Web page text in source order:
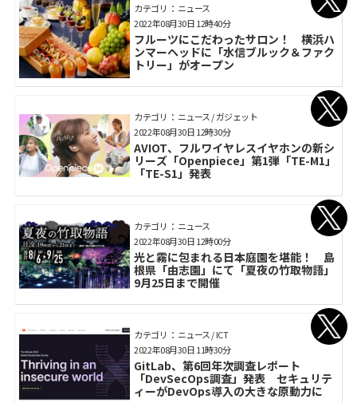
カテゴリ： ニュース
フルーツにこだわったサロン！ 横浜ハ
ンマーヘッドに「水信ブルック＆ファク
トリー」がオープン
2022年08月30日 12時40分
カテゴリ： ニュース / ガジェット
AVIOT、フルワイヤレスイヤホンの新シ
リーズ「Openpiece」第1弾「TE-M1」
「TE-S1」発表
2022年08月30日 12時30分
カテゴリ： ニュース
光と霧に包まれる日本庭園を堪能！ 島
根県「由志園」にて「夏夜の竹取物語」
9月25日まで開催
2022年08月30日 12時00分
カテゴリ： ニュース / ICT
GitLab、第6回年次調査レポート
「DevSecOps調査」発表 セキュリテ
ィーがDevOps導入の大きな原動力に
2022年08月30日 11時30分